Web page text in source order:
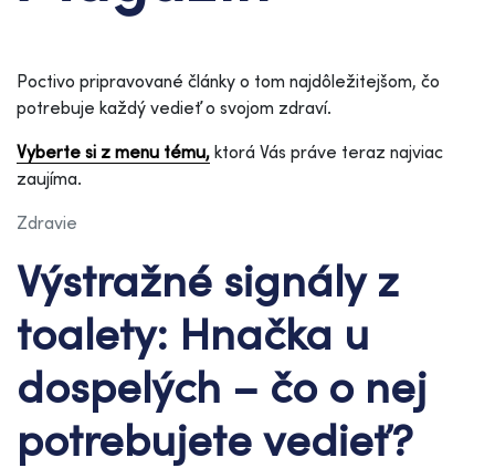
Poctivo pripravované články o tom najdôležitejšom, čo
potrebuje každý vedieť o svojom zdraví.
Vyberte si z menu tému, ktorá Vás práve teraz najviac
zaujíma.
Zdravie
Výstražné signály z
toalety: Hnačka u
dospelých – čo o nej
potrebujete vedieť?